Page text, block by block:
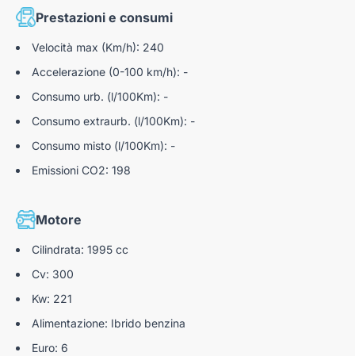
Performance Braking System
Mechanical Differential
Adaptive Cruise Control (with Stop&Go)
Active Driving Assist
Chrome Finish
Light Body cover
Single Rate Suspension
Prestazioni e consumi
Velocità max (Km/h): 240
Accelerazione (0-100 km/h): -
Consumo urb. (l/100Km): -
Consumo extraurb. (l/100Km): -
Consumo misto (l/100Km): -
Emissioni CO2: 198
Motore
Cilindrata: 1995 cc
Cv: 300
Kw: 221
Alimentazione: Ibrido benzina
Euro: 6